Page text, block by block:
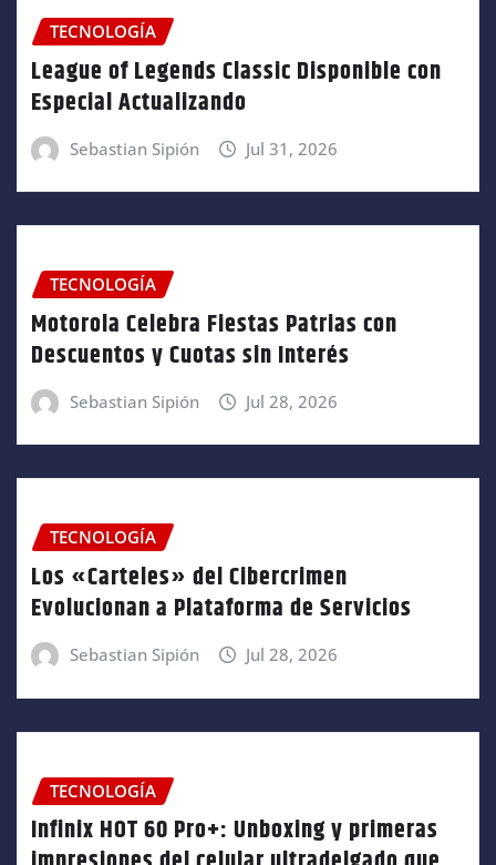
TECNOLOGÍA
League of Legends Classic Disponible con
Especial Actualizando
Sebastian Sipión Jul 31, 2026
TECNOLOGÍA
Motorola Celebra Fiestas Patrias con
Descuentos y Cuotas sin Interés
Sebastian Sipión Jul 28, 2026
TECNOLOGÍA
Los «Carteles» del Cibercrimen
Evolucionan a Plataforma de Servicios
Sebastian Sipión Jul 28, 2026
TECNOLOGÍA
Infinix HOT 60 Pro+: Unboxing y primeras